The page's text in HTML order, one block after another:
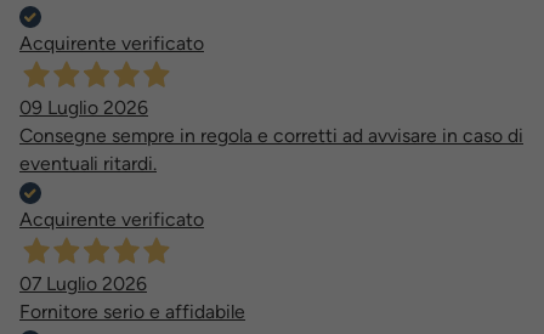
Acquirente verificato
09 Luglio 2026
Consegne sempre in regola e corretti ad avvisare in caso di
eventuali ritardi.
Acquirente verificato
07 Luglio 2026
Fornitore serio e affidabile